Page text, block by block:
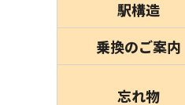
駅構造
乗換のご案内
忘れ物